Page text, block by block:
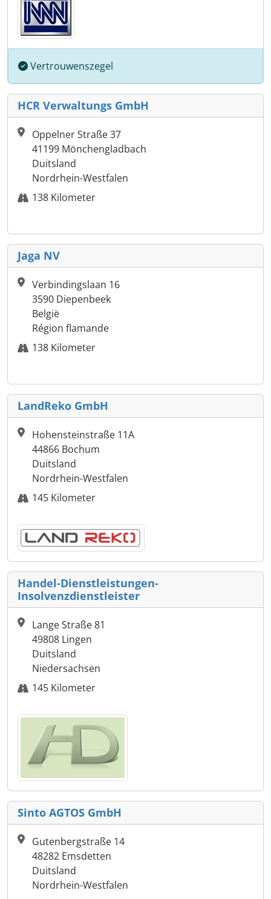
Vertrouwenszegel
HCR Verwaltungs GmbH
Oppelner Straße 37
41199 Mönchengladbach
Duitsland
Nordrhein-Westfalen
138 Kilometer
Jaga NV
Verbindingslaan 16
3590 Diepenbeek
België
Région flamande
138 Kilometer
LandReko GmbH
Hohensteinstraße 11A
44866 Bochum
Duitsland
Nordrhein-Westfalen
145 Kilometer
Handel-Dienstleistungen-
Insolvenzdienstleister
Lange Straße 81
49808 Lingen
Duitsland
Niedersachsen
145 Kilometer
Sinto AGTOS GmbH
Gutenbergstraße 14
48282 Emsdetten
Duitsland
Nordrhein-Westfalen